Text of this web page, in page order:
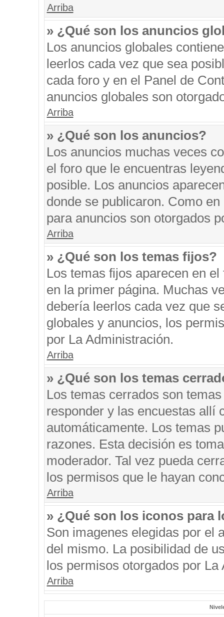
Arriba
» ¿Qué son los anuncios
Los anuncios globales
leerlos cada vez que sea
cada foro y en el Panel de
anuncios globales son
Arriba
» ¿Qué son los anuncios?
Los anuncios muchas veces
el foro que le encuentras
posible. Los anuncios
donde se publicaron. Como
para anuncios son otorgados
Arriba
» ¿Qué son los temas fijos?
Los temas fijos aparecen en
en la primer página. Muchas
debería leerlos cada vez que
globales y anuncios, los
por La Administración.
Arriba
» ¿Qué son los temas
Los temas cerrados son
responder y las encuestas allí
automáticamente. Los temas
razones. Esta decisión es
moderador. Tal vez pueda
los permisos que le hayan
Arriba
» ¿Qué son los iconos para
Son imagenes elegidas por el
del mismo. La posibilidad de
los permisos otorgados por La
Arriba